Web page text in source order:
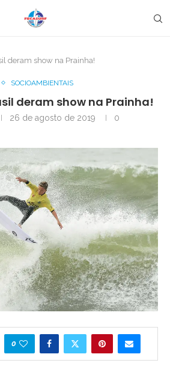
deram show na Prainha!
SOCIOAMBIENTAIS
deram show na Prainha!
26 de agosto de 2019
0
0